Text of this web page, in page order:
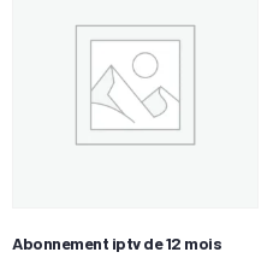
Abonnement iptv de 12 mois